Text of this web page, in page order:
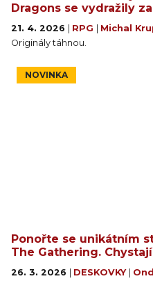
Dragons se vydražily
21. 4. 2026 RPG Michal
Originály táhnou.
NOVINKA
Ponořte se unikátním
The Gathering.
26. 3. 2026 DESKOVKY